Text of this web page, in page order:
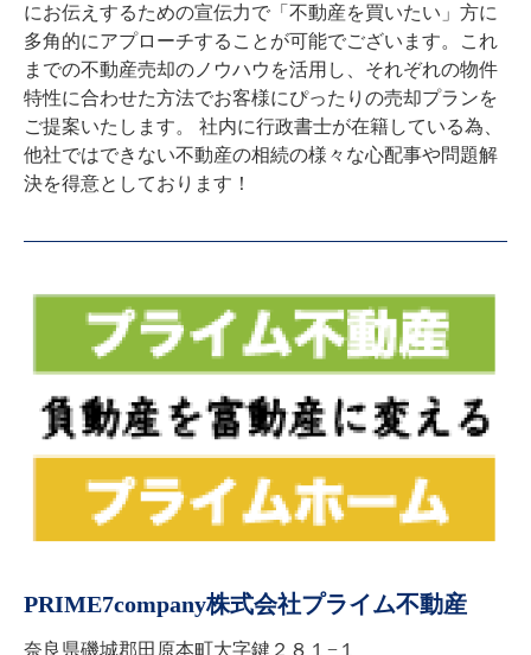
にお伝えするための宣伝力で「不動産を買いたい」方に
多角的にアプローチすることが可能でございます。これ
までの不動産売却のノウハウを活用し、それぞれの物件
特性に合わせた方法でお客様にぴったりの売却プランを
ご提案いたします。 社内に行政書士が在籍している為、
他社ではできない不動産の相続の様々な心配事や問題解
決を得意としております！
PRIME7company株式会社プライム不動産
奈良県磯城郡田原本町大字鍵２８１−１